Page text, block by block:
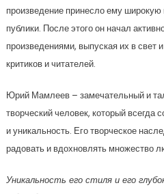
произведение принесло ему широкую
публики. После этого он начал
произведениями, выпуская их в свет
критиков и читателей.
Юрий Мамлеев – замечательный и
творческий человек, который
и уникальность. Его творческое
радовать и вдохновлять множество
Уникальность его стиля и его